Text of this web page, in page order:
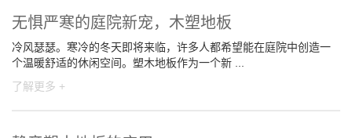
无惧严寒的庭院新宠，木塑地板
冷风瑟瑟。寒冷的冬天即将来临，许多人都希望能在庭院中创造一
个温暖舒适的休闲空间。塑木地板作为一个新 ...
了解更多 +